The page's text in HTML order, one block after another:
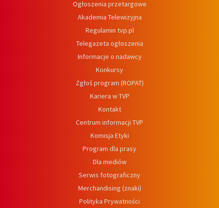
Ogłoszenia przetargowe
Akademia Telewizyjna
Regulamin tvp.pl
Telegazeta ogłoszenia
Informacje o nadawcy
Konkursy
Zgłoś program (ROPAT)
Kariera w TVP
Kontakt
Centrum informacji TVP
Komisja Etyki
Program dla prasy
Dla mediów
Serwis fotograficzny
Merchandising (znaki)
Polityka Prywatności